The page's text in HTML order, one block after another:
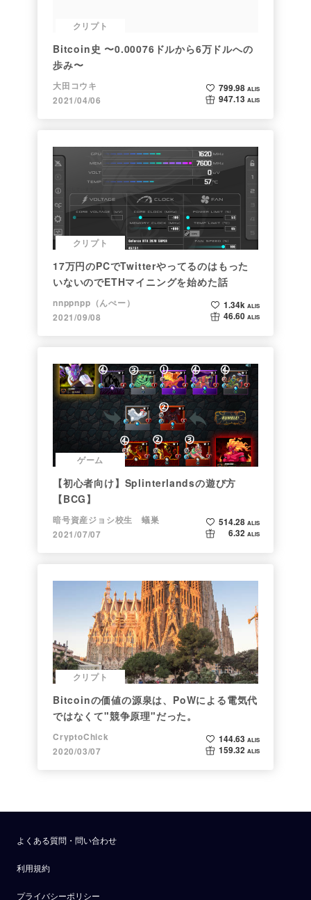
クリプト
Bitcoin史 〜0.00076ドルから6万ドルへの
歩み〜
大田コウキ
2021/04/06
799.98 ALIS
947.13 ALIS
クリプト
17万円のPCでTwitterやってるのはもった
いないのでETHマイニングを始めた話
nnppnpp（んぺー）
2021/09/08
1.34k ALIS
46.60 ALIS
ゲーム
【初心者向け】Splinterlandsの遊び方
【BCG】
暗号資産ジョシ校生 蟻巣
2021/07/07
514.28 ALIS
6.32 ALIS
クリプト
Bitcoinの価値の源泉は、PoWによる電気代
ではなくて"競争原理"だった。
CryptoChick
2020/03/07
144.63 ALIS
159.32 ALIS
よくある質問・問い合わせ
利用規約
プライバシーポリシー